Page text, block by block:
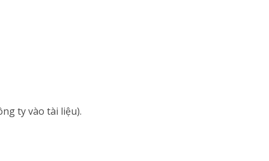
ty vào tài liệu).